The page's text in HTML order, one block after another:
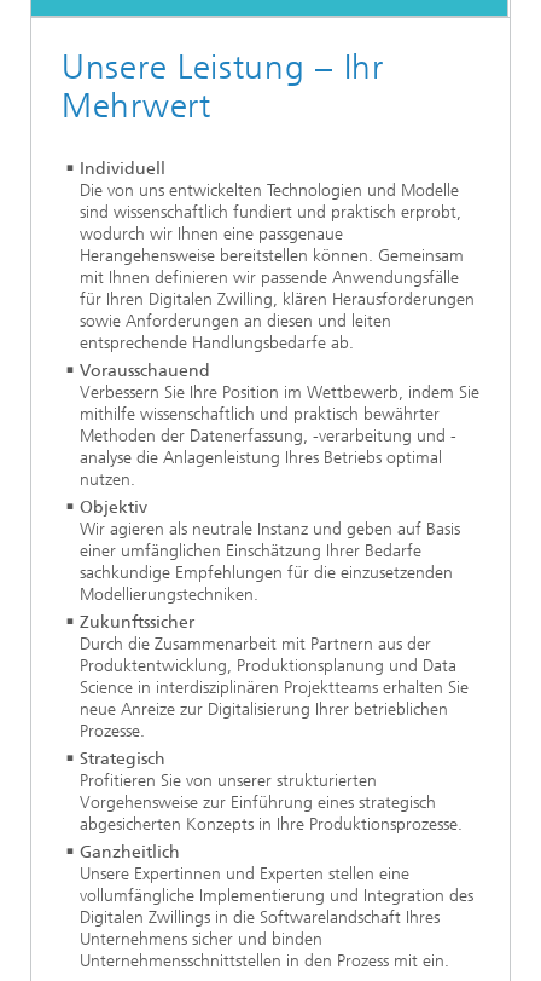
Unsere Leistung – Ihr
Mehrwert
Individuell
Die von uns entwickelten Technologien und Modelle
sind wissenschaftlich fundiert und praktisch erprobt,
wodurch wir Ihnen eine passgenaue
Herangehensweise bereitstellen können. Gemeinsam
mit Ihnen definieren wir passende Anwendungsfälle
für Ihren Digitalen Zwilling, klären Herausforderungen
sowie Anforderungen an diesen und leiten
entsprechende Handlungsbedarfe ab.
Vorausschauend
Verbessern Sie Ihre Position im Wettbewerb, indem Sie
mithilfe wissenschaftlich und praktisch bewährter
Methoden der Datenerfassung, -verarbeitung und -
analyse die Anlagenleistung Ihres Betriebs optimal
nutzen.
Objektiv
Wir agieren als neutrale Instanz und geben auf Basis
einer umfänglichen Einschätzung Ihrer Bedarfe
sachkundige Empfehlungen für die einzusetzenden
Modellierungstechniken.
Zukunftssicher
Durch die Zusammenarbeit mit Partnern aus der
Produktentwicklung, Produktionsplanung und Data
Science in interdisziplinären Projektteams erhalten Sie
neue Anreize zur Digitalisierung Ihrer betrieblichen
Prozesse.
Strategisch
Profitieren Sie von unserer strukturierten
Vorgehensweise zur Einführung eines strategisch
abgesicherten Konzepts in Ihre Produktionsprozesse.
Ganzheitlich
Unsere Expertinnen und Experten stellen eine
vollumfängliche Implementierung und Integration des
Digitalen Zwillings in die Softwarelandschaft Ihres
Unternehmens sicher und binden
Unternehmensschnittstellen in den Prozess mit ein.